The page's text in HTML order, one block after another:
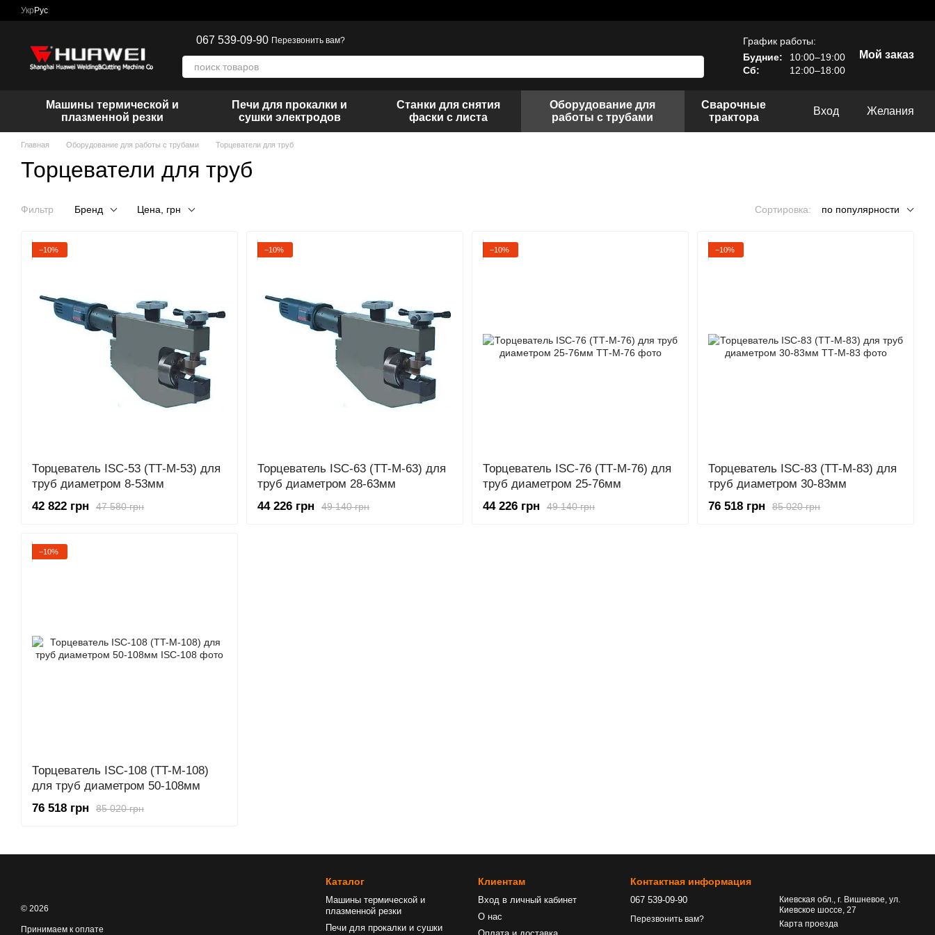
Перейти к основному контенту
Укр Рус
067 539-09-90 Перезвонить вам?
График работы:
Будние:
10:00–19:00
Сб:
12:00–18:00
Мой заказ
Машины термической и
плазменной резки
Печи для прокалки и
сушки электродов
Станки для снятия
фаски с листа
Оборудование для
работы с трубами
Сварочные
трактора
Вход Желания
Главная Оборудование для работы с трубами Торцеватели для труб
Торцеватели для труб
Фильтр Бренд Цена, грн Сортировка: по популярности
−10%
Торцеватель ISC-53 (ТТ-М-53) для
труб диаметром 8-53мм
47 580 грн
42 822 грн
−10%
Торцеватель ISC-63 (ТТ-М-63) для
труб диаметром 28-63мм
49 140 грн
44 226 грн
−10%
Торцеватель ISC-76 (ТТ-М-76) для
труб диаметром 25-76мм
49 140 грн
44 226 грн
−10%
Торцеватель ISC-83 (ТТ-М-83) для
труб диаметром 30-83мм
85 020 грн
76 518 грн
−10%
Торцеватель ISC-108 (TT-M-108)
для труб диаметром 50-108мм
85 020 грн
76 518 грн
© 2026
Принимаем к оплате
Каталог
Машины термической и
плазменной резки
Печи для прокалки и сушки
Клиентам
Вход в личный кабинет
О нас
Контактная информация
067 539-09-90
Перезвонить вам?
Киевская обл., г. Вишневое, ул.
Киевское шоссе, 27
Карта проезда